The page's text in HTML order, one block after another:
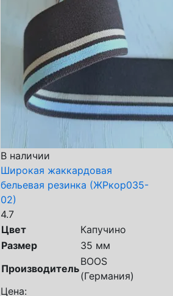
В наличии
Широкая жаккардовая
бельевая резинка (ЖРкор035-
02)
4.7
Цвет
Капучино
Размер
35 мм
Производитель
BOOS
(Германия)
Цена: